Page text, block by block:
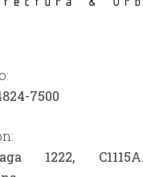
7500
1222,